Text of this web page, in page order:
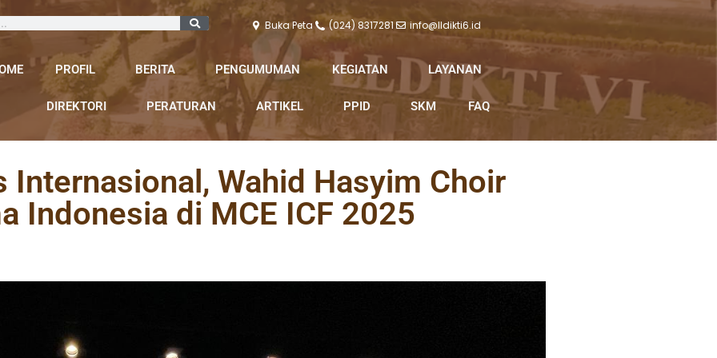
Buka Peta (024) 8317281 info@lldikti6.id
PROFIL BERITA PENGUMUMAN KEGIATAN LAYANAN
DIREKTORI PERATURAN ARTIKEL PPID SKM FAQ
Internasional, Wahid Hasyim Choir
Indonesia di MCE ICF 2025